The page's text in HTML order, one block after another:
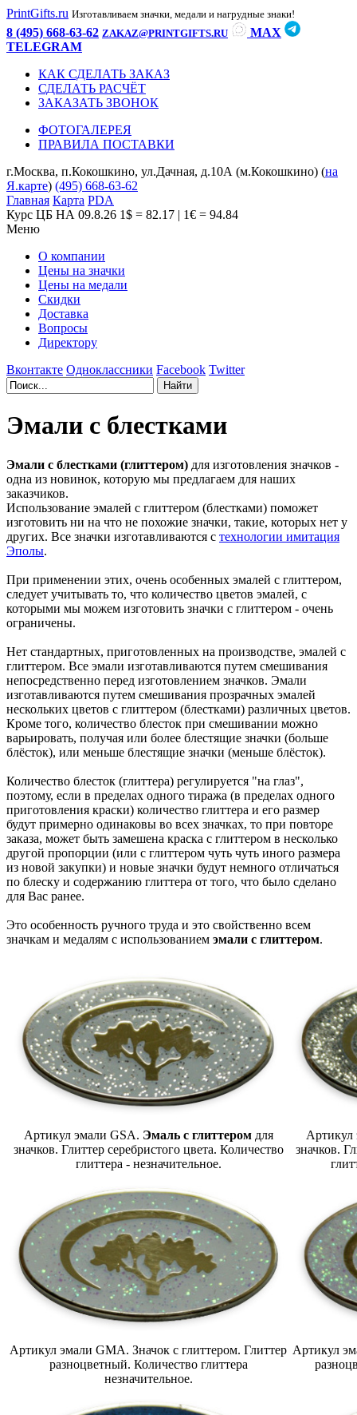
PrintGifts.ru Изготавливаем значки, медали и нагрудные знаки!
8 (495) 668-63-62 ZAKAZ@PRINTGIFTS.RU
MAX
TELEGRAM
КАК СДЕЛАТЬ ЗАКАЗ
СДЕЛАТЬ РАСЧЁТ
ЗАКАЗАТЬ ЗВОНОК
ФОТОГАЛЕРЕЯ
ПРАВИЛА ПОСТАВКИ
г.Москва, п.Кокошкино, ул.Дачная, д.10А (м.Кокошкино) (на
Я.карте) (495) 668-63-62
Главная Карта PDA
Курс ЦБ НА 09.8.26 1$ = 82.17 | 1€ = 94.84
Меню
О компании
Цены на значки
Цены на медали
Скидки
Доставка
Вопросы
Директору
Вконтакте Одноклассники Facebook Twitter
Эмали с блестками
Эмали с блестками (глиттером) для изготовления значков -
одна из новинок, которую мы предлагаем для наших
заказчиков.
Использование эмалей с глиттером (блестками) поможет
изготовить ни на что не похожие значки, такие, которых нет у
других. Все значки изготавливаются с технологии имитация
Эполы.
При применении этих, очень особенных эмалей с глиттером,
следует учитывать то, что количество цветов эмалей, с
которыми мы можем изготовить значки с глиттером - очень
ограничены.
Нет стандартных, приготовленных на производстве, эмалей с
глиттером. Все эмали изготавливаются путем смешивания
непосредственно перед изготовлением значков. Эмали
изготавливаются путем смешивания прозрачных эмалей
нескольких цветов с глиттером (блестками) различных цветов.
Кроме того, количество блесток при смешивании можно
варьировать, получая или более блестящие значки (больше
блёсток), или меньше блестящие значки (меньше блёсток).
Количество блесток (глиттера) регулируется "на глаз",
поэтому, если в пределах одного тиража (в пределах одного
приготовления краски) количество глиттера и его размер
будут примерно одинаковы во всех значках, то при повторе
заказа, может быть замешена краска с глиттером в несколько
другой пропорции (или с глиттером чуть чуть иного размера
из новой закупки) и новые значки будут немного отличаться
по блеску и содержанию глиттера от того, что было сделано
для Вас ранее.
Это особенность ручного труда и это свойственно всем
значкам и медалям с использованием эмали с глиттером.
Артикул эмали GSA. Эмаль с глиттеромдля
значков. Глиттер серебристого цвета. Количество
глиттера - незначительное.
значков.
Артикул эмали GMA. Значок с глиттером. Глиттер
разноцветный. Количество глиттера
незначительное.
Артикул